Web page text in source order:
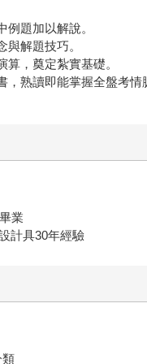
例題加以解說。
解題技巧。
，奠定紮實基礎。
，熟讀即能掌握全盤考情
業
計具30年經驗